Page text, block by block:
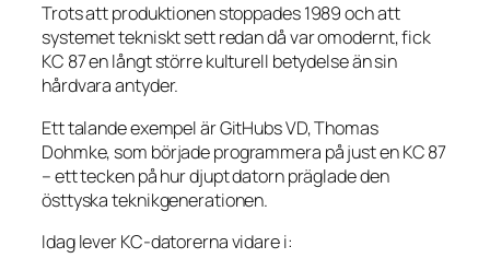
Trots att produktionen stoppades 1989 och att
systemet tekniskt sett redan då var omodernt, fick
KC 87 en långt större kulturell betydelse än sin
hårdvara antyder.
Ett talande exempel är GitHubs VD, Thomas
Dohmke, som började programmera på just en KC 87
– ett tecken på hur djupt datorn präglade den
östtyska teknikgenerationen.
Idag lever KC-datorerna vidare i: